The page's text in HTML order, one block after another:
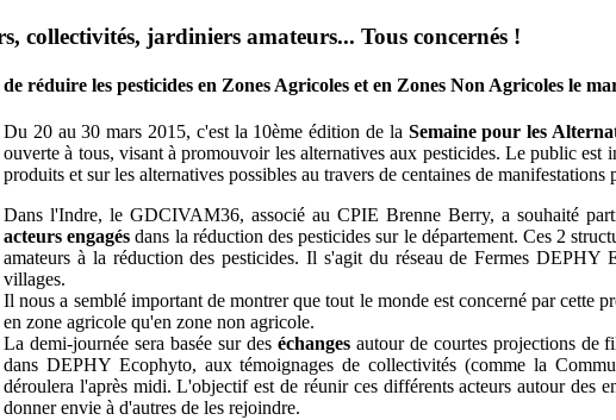
collectivités, jardiniers amateurs... Tous concernés !
réduire les pesticides en Zones Agricoles et en Zones Non Agricoles le
Du 20 au 30 mars 2015, c'est la 10ème édition de la Semaine pour les
ouverte à tous, visant à promouvoir les alternatives aux pesticides. Le public
produits et sur les alternatives possibles au travers de centaines de manifestations
Dans l'Indre, le GDCIVAM36, associé au CPIE Brenne Berry, a souhaité
acteurs engagés dans la réduction des pesticides sur le département. Ces 2
amateurs à la réduction des pesticides. Il s'agit du réseau de Fermes
villages.
Il nous a semblé important de montrer que tout le monde est concerné par cette
en zone agricole qu'en zone non agricole.
La demi-journée sera basée sur des échangesautour de courtes projections de
dans DEPHY Ecophyto, aux témoignages de collectivités (comme la
déroulera l'après midi. L'objectif est de réunir ces différents acteurs autour des
donner envie à d'autres de les rejoindre.